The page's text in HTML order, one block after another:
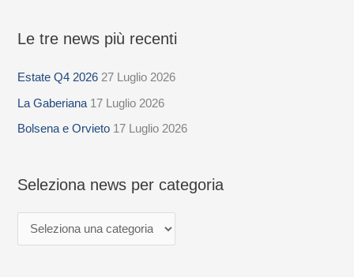
Le tre news più recenti
Estate Q4 2026 27 Luglio 2026
La Gaberiana 17 Luglio 2026
Bolsena e Orvieto 17 Luglio 2026
Seleziona news per categoria
S
l
e
z
n